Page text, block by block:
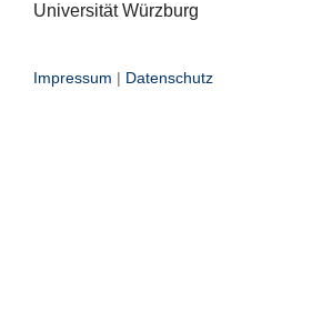
Universität Würzburg
Impressum | Datenschutz